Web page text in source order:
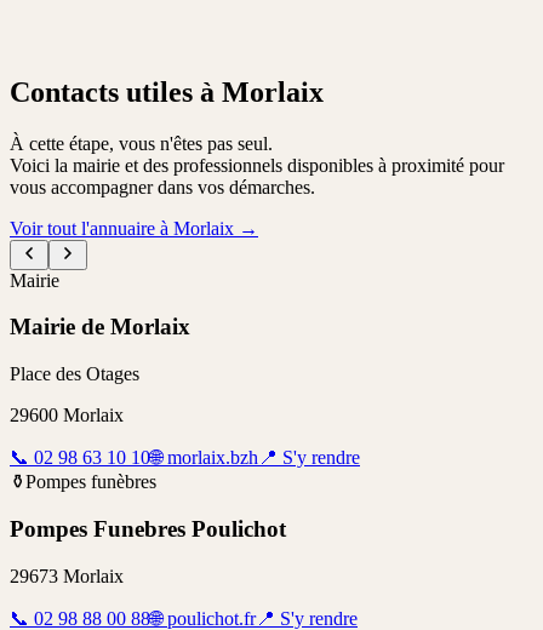
Contacts utiles à Morlaix
À cette étape, vous n'êtes pas seul.
Voici la mairie et des professionnels disponibles à proximité pour
vous accompagner dans vos démarches.
Voir tout l'annuaire à Morlaix →
Mairie
Mairie de Morlaix
Place des Otages
29600 Morlaix
📞 02 98 63 10 10🌐 morlaix.bzh 📍 S'y rendre
⚱️Pompes funèbres
Pompes Funebres Poulichot
29673 Morlaix
📞 02 98 88 00 88🌐 poulichot.fr📍 S'y rendre